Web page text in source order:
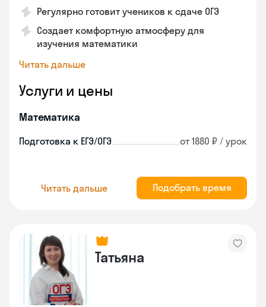
Регулярно готовит учеников к сдаче ОГЭ
Создает комфортную атмосферу для
изучения математики
Читать дальше
Услуги и цены
Математика
Подготовка к ЕГЭ/ОГЭ от 1880 ₽ / урок
Читать дальше Подобрать время
Татьяна